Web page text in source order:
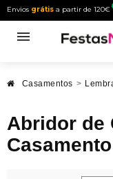
Envios grátis a partir de 120€
Casamentos >
Abridor de
Casamento